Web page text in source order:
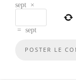
sept ×
= sept